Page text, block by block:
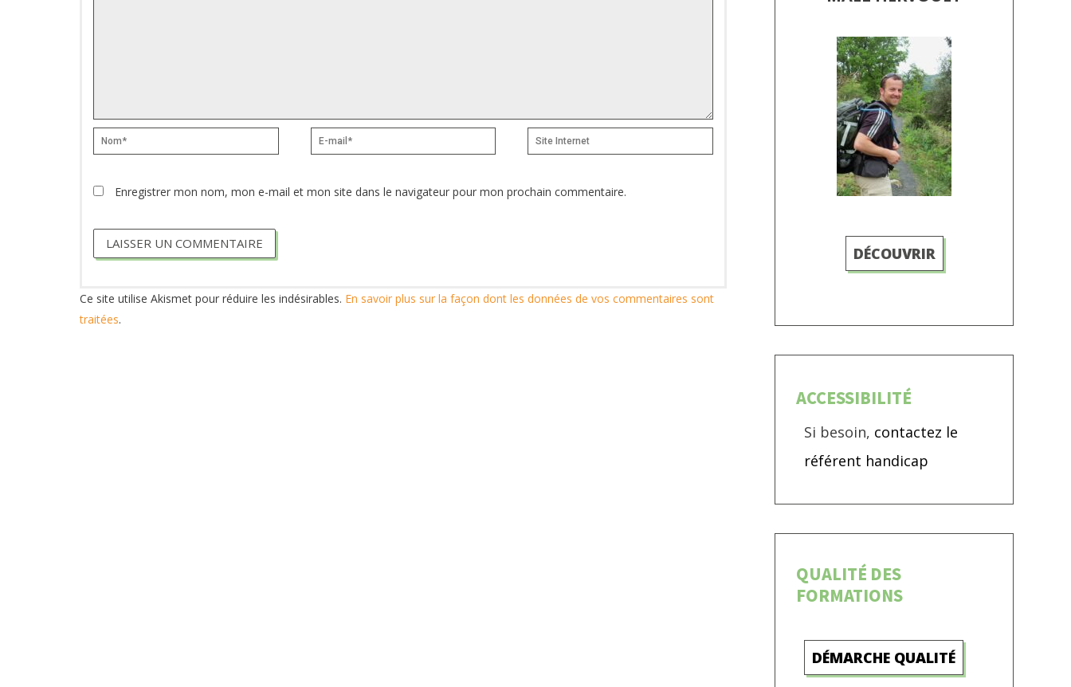
Nom*
E-
mail*
Site
Internet
Enregistrer mon nom, mon e-mail et mon site dans le navigateur pour mon prochain commentaire.
Ce site utilise Akismet pour réduire les indésirables. En savoir plus sur la façon dont les données de vos commentaires sont
traitées.
DÉCOUVRIR
ACCESSIBILITÉ
Si besoin, contactez le
référent handicap
QUALITÉ DES
FORMATIONS
DÉMARCHE QUALITÉ